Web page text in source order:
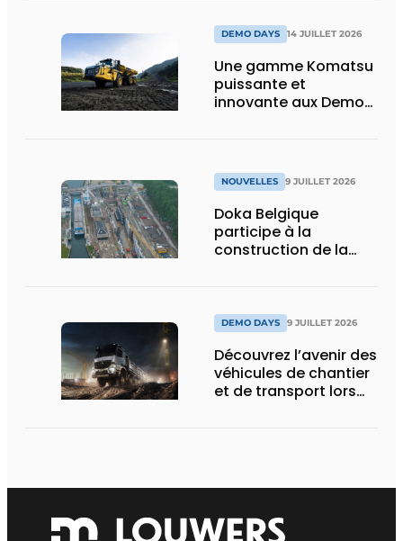
DEMO DAYS 14 JUILLET 2026
Une gamme Komatsu
puissante et
innovante aux Demo
NOUVELLES 9 JUILLET 2026
Doka Belgique
participe à la
construction de la
DEMO DAYS 9 JUILLET 2026
Découvrez l’avenir des
véhicules de chantier
et de transport lors